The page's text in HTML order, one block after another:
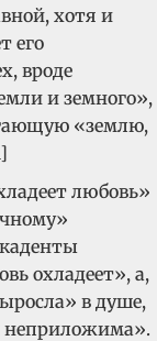
хотя и
его
вроде
и земного»,
«землю,
любовь»
охладеет», а,
в душе,
неприложима».